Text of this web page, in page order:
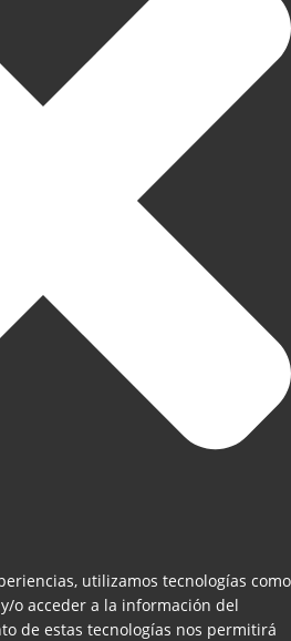
utilizamos tecnologías como
o acceder a la información del
de estas tecnologías nos permitirá